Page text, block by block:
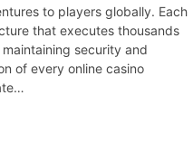
to players globally. Each
that executes thousands
security and
of every online casino